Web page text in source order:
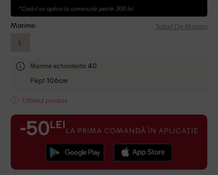
*Codul se aplica la comenzile peste 300 lei
Marime: Tabel De Marimi
L
Marime echivalenta 40
Piept 106cm
Ultimul produs
-50 LEI LA PRIMA COMANDĂ ÎN APLICAȚIE